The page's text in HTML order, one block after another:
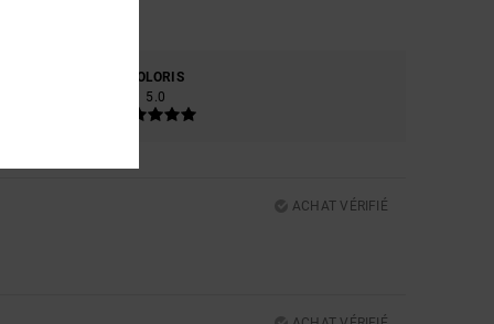
COLORIS
5.0
ACHAT VÉRIFIÉ